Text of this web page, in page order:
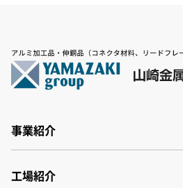
事業紹介
非鉄金属素材
工場紹介